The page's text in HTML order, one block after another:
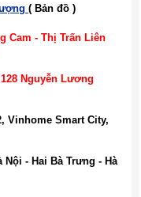
( Bản đồ )
Cam - Thị Trấn Liên
Nguyễn Lương
Vinhome Smart City,
- Hai Bà Trưng - Hà